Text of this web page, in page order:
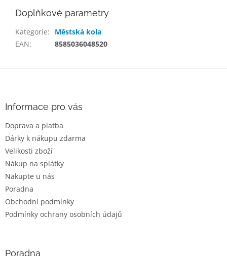
Doplňkové parametry
Kategorie:
Městská kola
EAN: 8585036048520
Informace pro vás
Doprava a platba
Dárky k nákupu zdarma
Velikosti zboží
Nákup na splátky
Nakupte u nás
Poradna
Obchodní podmínky
Podmínky ochrany osobních údajů
Poradna